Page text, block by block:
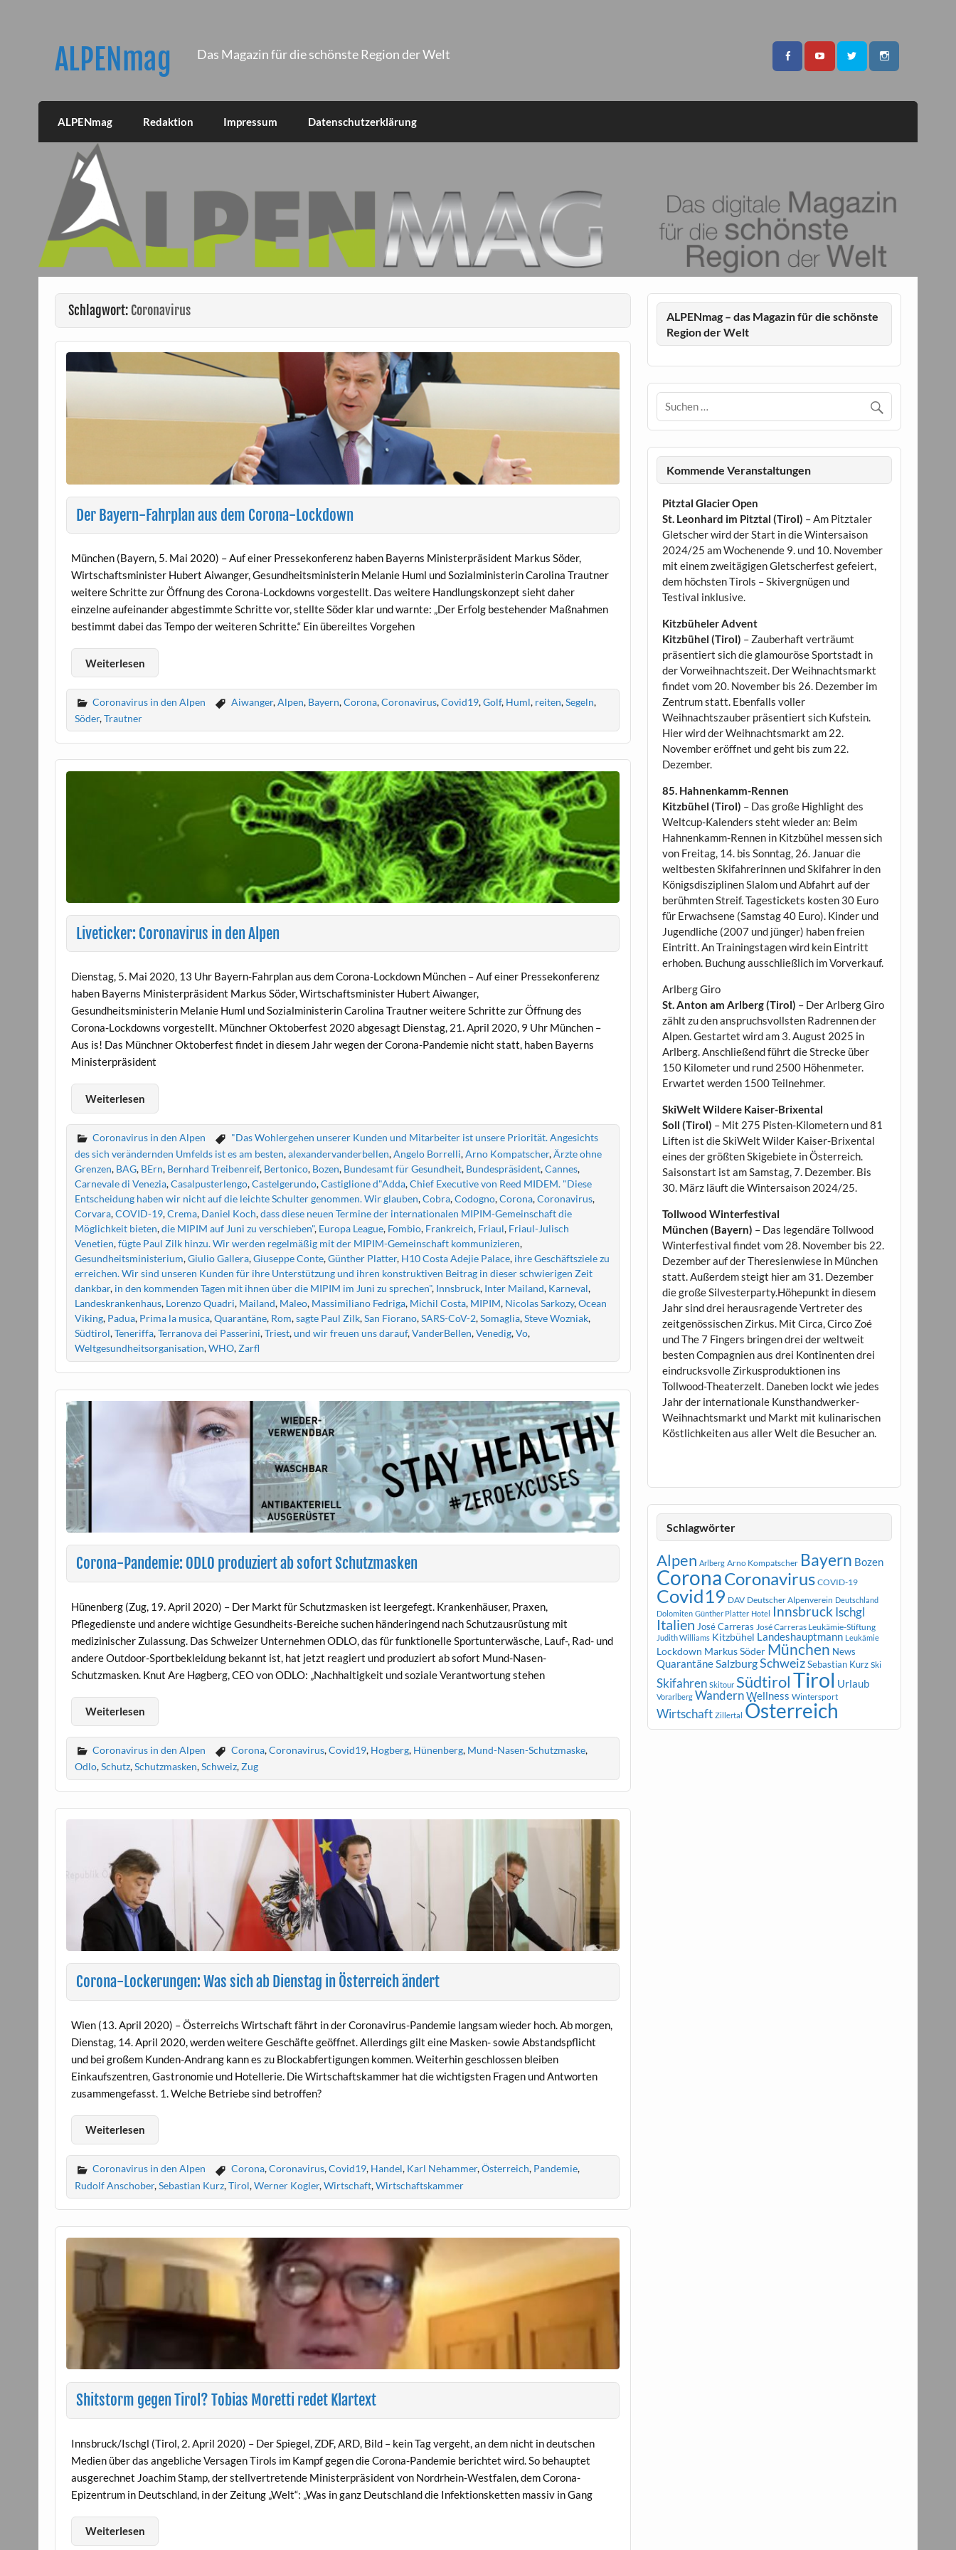
ALPENmag Das Magazin für die schönste Region der Welt
ALPENmag Redaktion Impressum Datenschutzerklärung
Schlagwort: Coronavirus
Der Bayern-Fahrplan aus dem Corona-Lockdown
München (Bayern, 5. Mai 2020) – Auf einer Pressekonferenz haben Bayerns Ministerpräsident Markus Söder,
Wirtschaftsminister Hubert Aiwanger, Gesundheitsministerin Melanie Huml und Sozialministerin Carolina Trautner
weitere Schritte zur Öffnung des Corona-Lockdowns vorgestellt. Das weitere Handlungskonzept sieht daher
einzelne aufeinander abgestimmte Schritte vor, stellte Söder klar und warnte: „Der Erfolg bestehender Maßnahmen
bestimmt dabei das Tempo der weiteren Schritte.“ Ein übereiltes Vorgehen
Weiterlesen
Coronavirus in den Alpen Aiwanger,Alpen, Bayern,Corona,Coronavirus,Covid19,Golf, Huml, reiten,Segeln,
Söder,Trautner
Liveticker: Coronavirus in den Alpen
Dienstag, 5. Mai 2020, 13 Uhr Bayern-Fahrplan aus dem Corona-Lockdown München – Auf einer Pressekonferenz
haben Bayerns Ministerpräsident Markus Söder, Wirtschaftsminister Hubert Aiwanger,
Gesundheitsministerin Melanie Huml und Sozialministerin Carolina Trautner weitere Schritte zur Öffnung des
Corona-Lockdowns vorgestellt. Münchner Oktoberfest 2020 abgesagt Dienstag, 21. April 2020, 9 Uhr München –
Aus is! Das Münchner Oktoberfest findet in diesem Jahr wegen der Corona-Pandemie nicht statt, haben Bayerns
Ministerpräsident
Weiterlesen
Coronavirus in den Alpen
"Das Wohlergehen unserer Kunden und Mitarbeiter ist unsere Priorität. Angesichts
des sich verändernden Umfelds ist es am besten,alexandervanderbellen,Angelo Borrelli,Arno Kompatscher,Ärzte ohne
Grenzen, BAG, BErn, Bernhard Treibenreif, Bertonico, Bozen, Bundesamt für Gesundheit, Bundespräsident,Cannes,
Carnevale di Venezia,Casalpusterlengo,Castelgerundo,Castiglione d"Adda,Chief Executive von Reed MIDEM. "Diese
Entscheidung haben wir nicht auf die leichte Schulter genommen. Wir glauben,Cobra,Codogno,Corona,Coronavirus,
Corvara,COVID-19,Crema, Daniel Koch,dass diese neuen Termine der internationalen MIPIM-Gemeinschaft die
Möglichkeit bieten,die MIPIM auf Juni zu verschieben", Europa League, Fombio, Frankreich, Friaul, Friaul-Julisch
Venetien,fügte Paul Zilk hinzu. Wir werden regelmäßig mit der MIPIM-Gemeinschaft kommunizieren,
Gesundheitsministerium,Giulio Gallera,Giuseppe Conte,Günther Platter, H10 Costa Adejie Palace, ihre Geschäftsziele zu
erreichen. Wir sind unseren Kunden für ihre Unterstützung und ihren konstruktiven Beitrag in dieser schwierigen Zeit
dankbar, in den kommenden Tagen mit ihnen über die MIPIM im Juni zu sprechen", Innsbruck, Inter Mailand, Karneval,
Landeskrankenhaus, Lorenzo Quadri, Mailand, Maleo, Massimiliano Fedriga, Michil Costa, MIPIM, Nicolas Sarkozy,Ocean
Viking, Padua, Prima la musica,Quarantäne, Rom,sagte Paul Zilk,San Fiorano,SARS-CoV-2,Somaglia,Steve Wozniak,
Südtirol,Teneriffa,Terranova dei Passerini,Triest,und wir freuen uns darauf,VanderBellen,Venedig,Vo,
Weltgesundheitsorganisation,WHO,Zarfl
Corona-Pandemie: ODLO produziert ab sofort Schutzmasken
Hünenberg (Zug, 19. April 2020) – Der Markt für Schutzmasken ist leergefegt. Krankenhäuser, Praxen,
Pflegedienste und andere wichtige Gesundheits-Bereiche suchen händeringend nach Schutzausrüstung mit
medizinischer Zulassung. Das Schweizer Unternehmen ODLO, das für funktionelle Sportunterwäsche, Lauf-, Rad- und
andere Outdoor-Sportbekleidung bekannt ist, hat jetzt reagiert und produziert ab sofort Mund-Nasen-
Schutzmasken. Knut Are Høgberg, CEO von ODLO: „Nachhaltigkeit und soziale Verantwortung stehen
Weiterlesen
Coronavirus in den Alpen Corona,Coronavirus,Covid19, Hogberg, Hünenberg, Mund-Nasen-Schutzmaske,
Odlo,Schutz,Schutzmasken,Schweiz,Zug
Corona-Lockerungen: Was sich ab Dienstag in Österreich ändert
Wien (13. April 2020) – Österreichs Wirtschaft fährt in der Coronavirus-Pandemie langsam wieder hoch. Ab morgen,
Dienstag, 14. April 2020, werden weitere Geschäfte geöffnet. Allerdings gilt eine Masken- sowie Abstandspflicht
und bei großem Kunden-Andrang kann es zu Blockabfertigungen kommen. Weiterhin geschlossen bleiben
Einkaufszentren, Gastronomie und Hotellerie. Die Wirtschaftskammer hat die wichtigsten Fragen und Antworten
zusammengefasst. 1. Welche Betriebe sind betroffen?
Weiterlesen
Coronavirus in den Alpen Corona,Coronavirus,Covid19, Handel, Karl Nehammer,Österreich, Pandemie,
Rudolf Anschober,Sebastian Kurz,Tirol,Werner Kogler,Wirtschaft,Wirtschaftskammer
Shitstorm gegen Tirol? Tobias Moretti redet Klartext
Innsbruck/Ischgl (Tirol, 2. April 2020) – Der Spiegel, ZDF, ARD, Bild – kein Tag vergeht, an dem nicht in deutschen
Medien über das angebliche Versagen Tirols im Kampf gegen die Corona-Pandemie berichtet wird. So behauptet
ausgerechnet Joachim Stamp, der stellvertretende Ministerpräsident von Nordrhein-Westfalen, dem Corona-
Epizentrum in Deutschland, in der Zeitung „Welt“: „Was in ganz Deutschland die Infektionsketten massiv in Gang
Weiterlesen
ALPENmag – das Magazin für die schönste
Region der Welt
Kommende Veranstaltungen
Pitztal Glacier Open
St. Leonhard im Pitztal (Tirol) – Am Pitztaler
Gletscher wird der Start in die Wintersaison
2024/25 am Wochenende 9. und 10. November
mit einem zweitägigen Gletscherfest gefeiert,
dem höchsten Tirols – Skivergnügen und
Testival inklusive.
Kitzbüheler Advent
Kitzbühel (Tirol) – Zauberhaft verträumt
präsentiert sich die glamouröse Sportstadt in
der Vorweihnachtszeit. Der Weihnachtsmarkt
findet vom 20. November bis 26. Dezember im
Zentrum statt. Ebenfalls voller
Weihnachtszauber präsentiert sich Kufstein.
Hier wird der Weihnachtsmarkt am 22.
November eröffnet und geht bis zum 22.
Dezember.
85. Hahnenkamm-Rennen
Kitzbühel (Tirol) – Das große Highlight des
Weltcup-Kalenders steht wieder an: Beim
Hahnenkamm-Rennen in Kitzbühel messen sich
von Freitag, 14. bis Sonntag, 26. Januar die
weltbesten Skifahrerinnen und Skifahrer in den
Königsdisziplinen Slalom und Abfahrt auf der
berühmten Streif. Tagestickets kosten 30 Euro
für Erwachsene (Samstag 40 Euro). Kinder und
Jugendliche (2007 und jünger) haben freien
Eintritt. An Trainingstagen wird kein Eintritt
erhoben. Buchung ausschließlich im Vorverkauf.
Arlberg Giro
St. Anton am Arlberg (Tirol) – Der Arlberg Giro
zählt zu den anspruchsvollsten Radrennen der
Alpen. Gestartet wird am 3. August 2025 in
Arlberg. Anschließend führt die Strecke über
150 Kilometer und rund 2500 Höhenmeter.
Erwartet werden 1500 Teilnehmer.
SkiWelt Wildere Kaiser-Brixental
Soll (Tirol) – Mit 275 Pisten-Kilometern und 81
Liften ist die SkiWelt Wilder Kaiser-Brixental
eines der größten Skigebiete in Österreich.
Saisonstart ist am Samstag, 7. Dezember. Bis
30. März läuft die Wintersaison 2024/25.
Tollwood Winterfestival
München (Bayern) – Das legendäre Tollwood
Winterfestival findet vom 28. November bis 22.
Dezember auf der Theresienwiese in München
statt. Außerdem steigt hier am 31. Dezember
die große Silvesterparty.Höhepunkt in diesem
Jahr sind drei herausragende Vertreter des
zeitgenössischen Zirkus. Mit Circa, Circo Zoé
und The 7 Fingers bringen drei der weltweit
besten Compagnien aus drei Kontinenten drei
eindrucksvolle Zirkusproduktionen ins
Tollwood-Theaterzelt. Daneben lockt wie jedes
Jahr der internationale Kunsthandwerker-
Weihnachtsmarkt und Markt mit kulinarischen
Köstlichkeiten aus aller Welt die Besucher an.
Schlagwörter
Alpen Arlberg Arno Kompatscher Bayern Bozen
CoronaCoronavirus COVID-19
Covid19 DAV Deutscher Alpenverein Deutschland
Dolomiten Günther Platter Hotel Innsbruck Ischgl
Italien José Carreras José Carreras Leukämie-Stiftung
Judith Williams Kitzbühel Landeshauptmann Leukämie
Lockdown Markus Söder München News
QuarantäneSalzburgSchweiz Sebastian Kurz Ski
Skifahren Skitour SüdtirolTirol Urlaub
Vorarlberg WandernWellness Wintersport
Wirtschaft Zillertal Österreich